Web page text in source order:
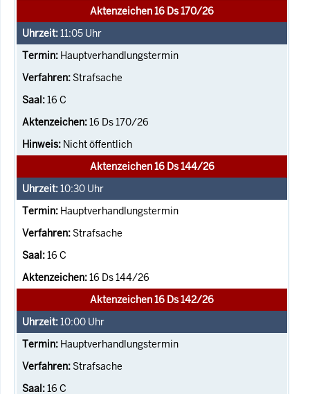
Aktenzeichen 16 Ds 170/26
11:05 Uhr
Hauptverhandlungstermin
Strafsache
16 C
16 Ds 170/26
Nicht öffentlich
Aktenzeichen 16 Ds 144/26
10:30 Uhr
Hauptverhandlungstermin
Strafsache
16 C
16 Ds 144/26
Aktenzeichen 16 Ds 142/26
10:00 Uhr
Hauptverhandlungstermin
Strafsache
16 C